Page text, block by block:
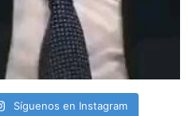
Síguenos en Instagram